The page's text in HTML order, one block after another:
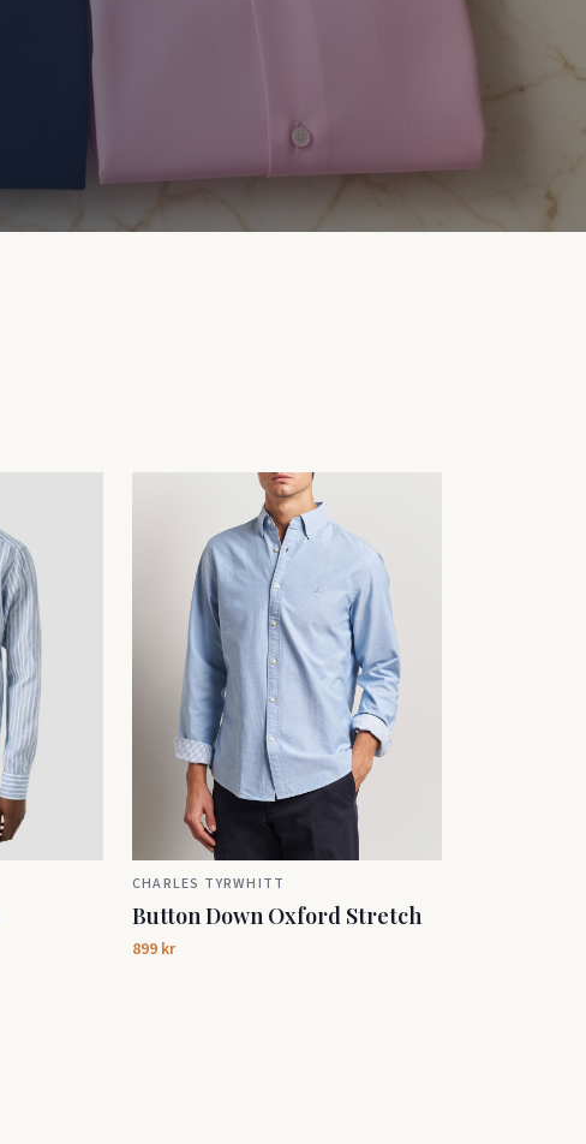
CHARLES TYRWHITT
Button Down Oxford Stretch
899 kr